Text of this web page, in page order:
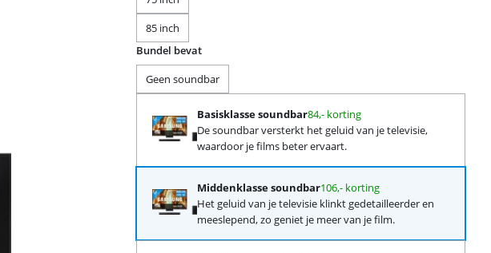
85 inch
Bundel bevat
Geen soundbar
Basisklasse soundbar84,- korting
De soundbar versterkt het geluid van je televisie,
waardoor je films beter ervaart.
Middenklasse soundbar106,- korting
Het geluid van je televisie klinkt gedetailleerder en
meeslepend, zo geniet je meer van je film.